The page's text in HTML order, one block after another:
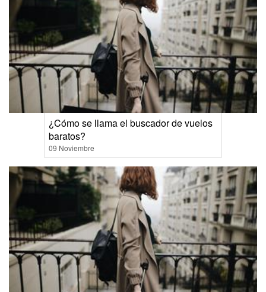
¿Cómo se llama el buscador de vuelos
baratos?
09 Noviembre